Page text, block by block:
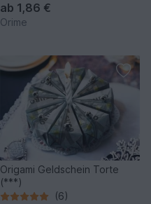
ab 1,86 €
Orime
Origami Geldschein Torte
(***)
(6)